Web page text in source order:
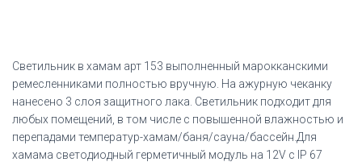
Светильник в хамам арт 153 выполненный марокканскими
ремесленниками полностью вручную. На ажурную чеканку
нанесено 3 слоя защитного лака. Светильник подходит для
любых помещений, в том числе с повышенной влажностью и
перепадами температур-хамам/баня/сауна/бассейн.Для
хамама светодиодный герметичный модуль на 12V с IP 67